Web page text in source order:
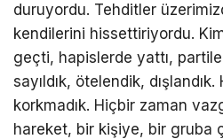
duruyordu. Tehditler
kendilerini hissettiriyordu.
geçti, hapislerde yattı,
sayıldık, ötelendik,
korkmadık. Hiçbir zaman
hareket, bir kişiye, bir gruba